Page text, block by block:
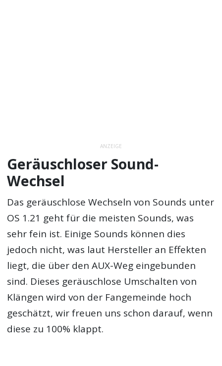
ANZEIGE
Geräuschloser Sound-
Wechsel
Das geräuschlose Wechseln von Sounds unter
OS 1.21 geht für die meisten Sounds, was
sehr fein ist. Einige Sounds können dies
jedoch nicht, was laut Hersteller an Effekten
liegt, die über den AUX-Weg eingebunden
sind. Dieses geräuschlose Umschalten von
Klängen wird von der Fangemeinde hoch
geschätzt, wir freuen uns schon darauf, wenn
diese zu 100% klappt.